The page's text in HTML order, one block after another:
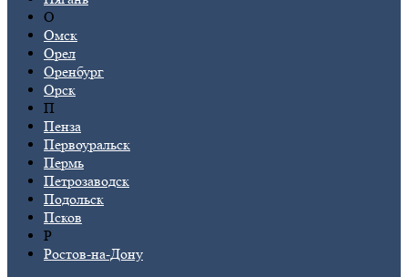
О
Омск
Орел
Оренбург
Орск
П
Пенза
Первоуральск
Пермь
Петрозаводск
Подольск
Псков
Р
Ростов-на-Дону